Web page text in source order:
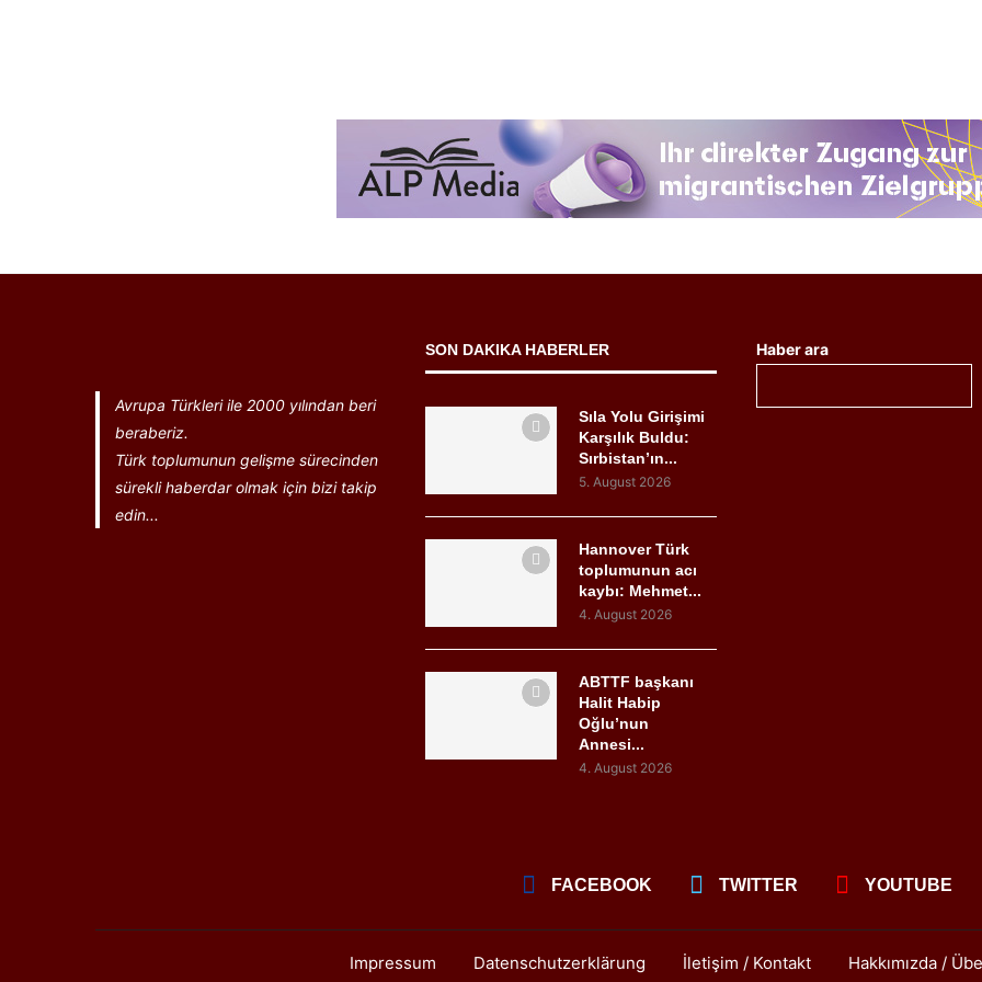
Avrupa Türkleri ile 2000 yılından beri
beraberiz.
Türk toplumunun gelişme sürecinden
sürekli haberdar olmak için bizi takip
edin...
SON DAKIKA HABERLER
Sıla Yolu Girişimi
Karşılık Buldu:
Sırbistan’ın...
5. August 2026
Hannover Türk
toplumunun acı
kaybı: Mehmet...
4. August 2026
ABTTF başkanı
Halit Habip
Oğlu’nun
Annesi...
4. August 2026
Haber ara
FACEBOOK TWITTER YOUTUBE
Impressum Datenschutzerklärung İletişim / Kontakt Hakkımızda /